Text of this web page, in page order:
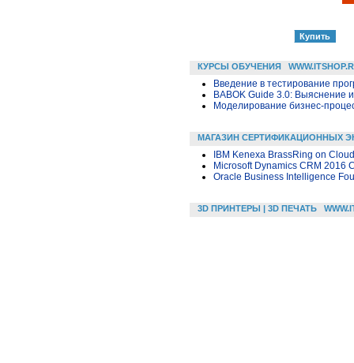
КУРСЫ ОБУЧЕНИЯ
Введение в тестирование
BABOK Guide 3.0: Выяснение
Моделирование бизнес-
МАГАЗИН СЕРТИФИКАЦИОННЫХ
IBM Kenexa BrassRing on
Microsoft Dynamics CRM 2016
Oracle Business Intelligence
3D ПРИНТЕРЫ | 3D ПЕЧАТЬ